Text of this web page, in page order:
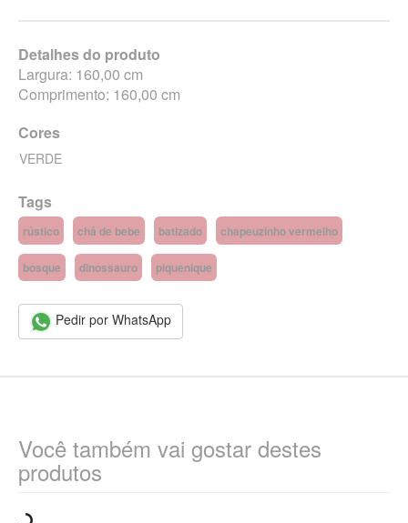
Detalhes do produto
Largura: 160,00 cm
Comprimento: 160,00 cm
Cores
VERDE
Tags
rústico chá de bebe batizado chapeuzinho vermelho
bosque dinossauro piquenique
Pedir por WhatsApp
Você também vai gostar destes
produtos